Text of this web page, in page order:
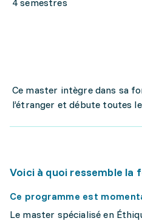
4 semestres
Ce master intègre dans sa
l’étranger et débute toutes
Voici à quoi ressemble la
Ce programme est
Le master spécialisé en